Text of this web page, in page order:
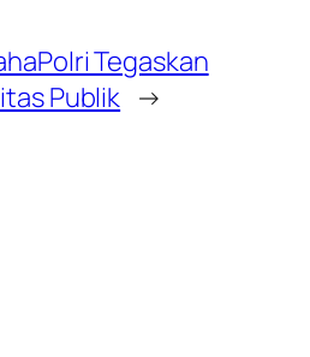
Tegaskan
Publik →